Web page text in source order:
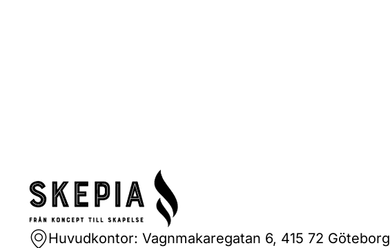
Huvudkontor: Vagnmakaregatan 6, 415 72 Göteborg